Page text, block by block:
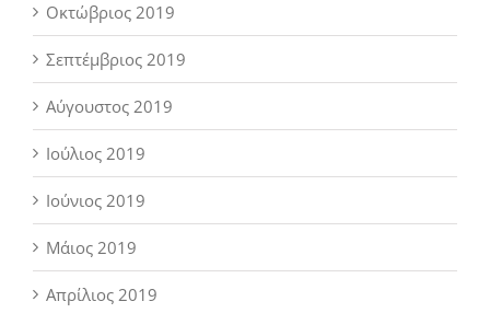
Οκτώβριος 2019
Σεπτέμβριος 2019
Αύγουστος 2019
Ιούλιος 2019
Ιούνιος 2019
Μάιος 2019
Απρίλιος 2019